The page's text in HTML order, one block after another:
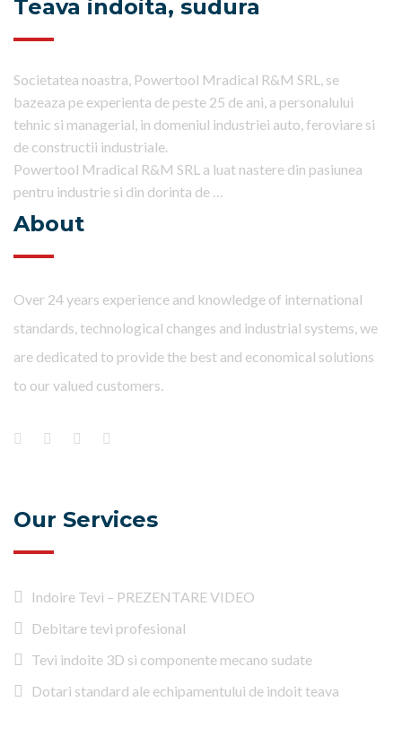
Teava indoita, sudura
Societatea noastra, Powertool Mradical R&M SRL, se
bazeaza pe experienta de peste 25 de ani, a personalului
tehnic si managerial, in domeniul industriei auto, feroviare si
de constructii industriale.
Powertool Mradical R&M SRL a luat nastere din pasiunea
pentru industrie si din dorinta de …
About
Over 24 years experience and knowledge of international
standards, technological changes and industrial systems, we
are dedicated to provide the best and economical solutions
to our valued customers.
Our Services
Indoire Tevi – PREZENTARE VIDEO
Debitare tevi profesional
Tevi indoite 3D si componente mecano sudate
Dotari standard ale echipamentului de indoit teava